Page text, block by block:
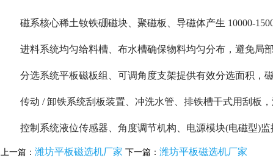
磁系核心稀土钕铁硼磁块、聚磁板、导磁体产生 10000-
进料系统均匀给料槽、布水槽确保物料均匀分布，避免局
分选系统平板磁板组、可调角度支架提供有效分选面积，
传动 / 卸铁系统刮板装置、冲洗水管、排铁槽干式用刮板
控制系统液位传感器、角度调节机构、电源模块(电磁型)
上一篇： 潍坊平板磁选机厂家 下一篇： 潍坊平板磁选机厂家